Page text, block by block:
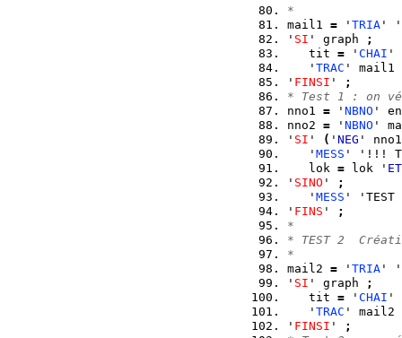
*
mail1 = ' TRIA '
' SI ' graph
;
   tit
= ' CHAI '
   '
TRAC '
' FINSI '
;
* Test 1 : on
nno1 = ' NBNO '
nno2 = ' NBNO '
' SI ' ( ' NEG '
   '
MESS ' '!!!
   lok
= lok ' ET
' SINO '
;
   '
MESS ' 'TEST
' FINS '
;
*
* TEST 2
*
mail2 = ' TRIA '
' SI ' graph
;
   tit
= ' CHAI '
   '
TRAC '
' FINSI '
;